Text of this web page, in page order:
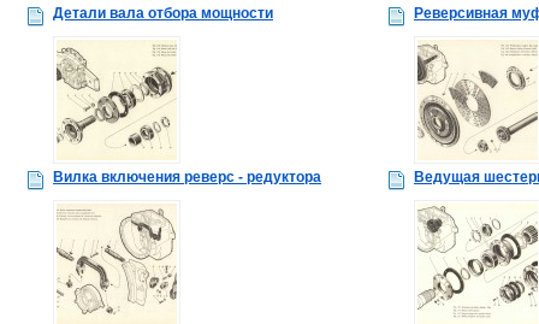
Детали вала отбора мощности Реверсивная
Вилка включения реверс - редуктора Ведущая